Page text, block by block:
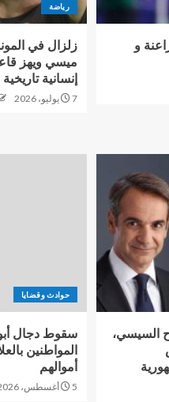
و
رياضة
زلزال في
ميسي ويهز
إنسانية تاريخية
7 يوليو، 2026
السيسي،
حوادث وقضايا
سقوط دجال
المواطنين
أموالهم
5 أغسطس، 2026